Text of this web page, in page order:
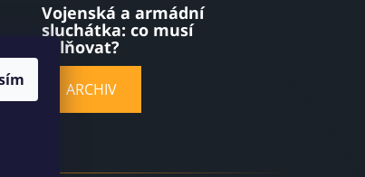
Vojenská a armádní
sluchátka: co musí
splňovat?
ARCHIV